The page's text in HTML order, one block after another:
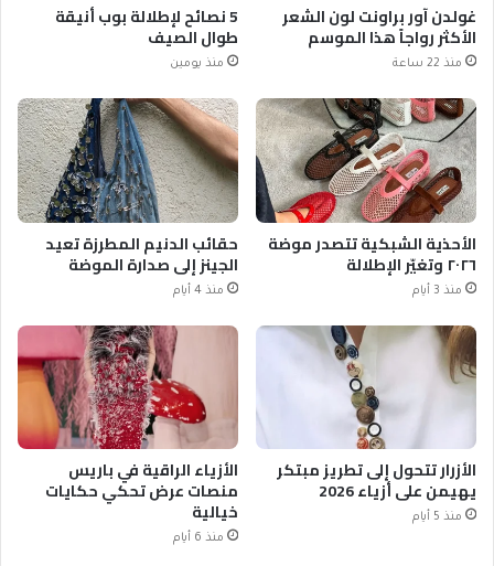
غولدن آور براونت لون الشعر
الأكثر رواجاً هذا الموسم
منذ 22 ساعة
5 نصائح لإطلالة بوب أنيقة
طوال الصيف
منذ يومين
الأحذية الشبكية تتصدر موضة
٢٠٢٦ وتغيّر الإطلالة
منذ 3 أيام
حقائب الدنيم المطرزة تعيد
الجينز إلى صدارة الموضة
منذ 4 أيام
الأزرار تتحول إلى تطريز مبتكر
يهيمن على أزياء 2026
منذ 5 أيام
الأزياء الراقية في باريس
منصات عرض تحكي حكايات
خيالية
منذ 6 أيام